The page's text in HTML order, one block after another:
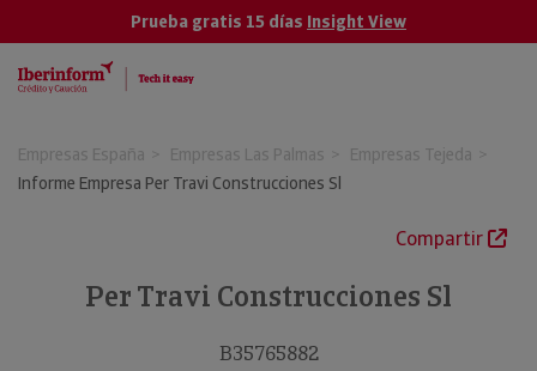
Prueba gratis 15 días Insight View
Empresas España Empresas Las Palmas
Empresas Tejeda
Informe Empresa Per Travi Construcciones Sl
Compartir
Per Travi Construcciones Sl
B35765882